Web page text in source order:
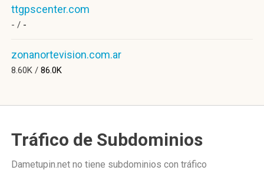
ttgpscenter.com
- / -
zonanortevision.com.ar
8.60K / 86.0K
Tráfico de Subdominios
Dametupin.net no tiene subdominios con tráfico